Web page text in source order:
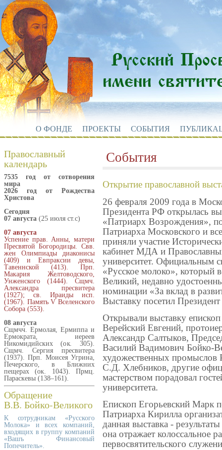
О ФОНДЕ ПРОЕКТЫ СОБЫТИЯ
События
Открытие православной
26 февраля 2009 года в
Президента РФ открылась
«Патриарх Возрождения»,
Патриарха Московского и
приняли участие
кабинет МДА и
университет. Официальным
«Русское молоко», который
Великий, недавно
номинации «За вклад в
Выставку посетил
Открывали выставку
Верейский Евгений,
Александр Салтыков,
Василий Вадимович Бойко-
художественных
С.Д. Хлебников, другие
мастерством порадовал
университета.
Епископ Егорьевский Марк
Патриарха Кирилла
данная выставка -
она отражает колоссальное
первосвятительского
Православный
календарь
7535 год от сотворения
мира
2026 год от Рождества
Христова
Сегодня
07 августа (25 июля ст.с)
07 августа
Успение прав. Анны, матери
Пресвятой Богородицы. Свв.
жен Олимпиады диаконисы
(409) и Евпраксии девы,
Тавеннской (413). Прп.
Макария Желтоводского,
Унженского (1444). Сщмч.
Александра пресвитера
(1927); св. Ираиды исп.
(1967). Память V Вселенского
Собора (553).
08 августа
Сщмчч. Ермолая, Ермиппа и
Ермократа, иереев
Никомидийских (ок. 305).
Сщмч. Сергия пресвитера
(1937). Прп. Моисея Угрина,
Печерского, в Ближних
пещерах (ок. 1043). Прмц.
Параскевы (138–161).
Обращение
В.В. Бойко-Великого
К сотрудникам «Русского
Молока» и всех компаний,
входящих в группу компаний
«Вашъ Финансовый
Попечитель».